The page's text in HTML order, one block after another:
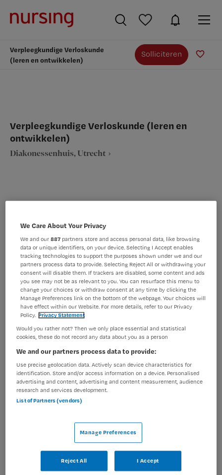
Verpleegkundige Verloskunde
(leren en ontwikkelen)
Solliciteren
Verpleegkundige Verloskunde (leren en
ontwikkelen)
Diakonessenhuis, Utrecht
Verpleegkunde
BRANCHE
Ziekenhuis
AANSTELLING
Niet nader bepaald
PLAATSINGSDATUM
20 april 2026
NIVEAU
Overig
ERVARING
Niet nader bepaald
DIENSTVERBAND
Vacature niet beschikbaar
Deze vacature Verpleegkundige Verloskunde (leren en
ontwikkelen) bij Diakonessenhuis is niet meer actueel.
Hieronder staan enkele vergelijkbare vacatures die voor
u wellicht interessant zijn.
We Care About Your Privacy
We and our887 partners store and access personal data, like browsing
data or unique identifiers, on your device. Selecting I Accept enables
tracking technologies to support the purposes shown under we and our
partners process data to provide. Selecting Reject All or withdrawing your
consent will disable them. If trackers are disabled, some content and ads
you see may not be as relevant to you. You can resurface this menu to
change your choices or withdraw consent at any time by clicking the
Manage Preferences link on the bottom of the webpage. Your choices will
have effect within our Website. For more details, refer to our Privacy
Policy. Privacy Statement
Would you rather not? Then we only place essential and statistical
cookies, these do not record any data about you as a person
We and our partners process data to provide:
Use precise geolocation data. Actively scan device characteristics for
identification. Store and/or access information on a device. Personalised
advertising and content, advertising and content measurement, audience
research and services development.
List of Partners (vendors)
Manage Preferences
Reject All I Accept